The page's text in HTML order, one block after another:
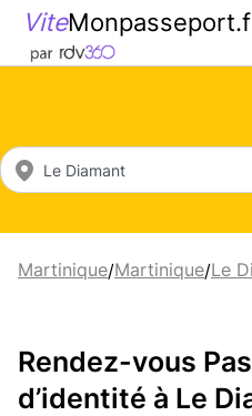
Vite
Martinique/Martinique/Le
Rendez-vous
d’identité à Le